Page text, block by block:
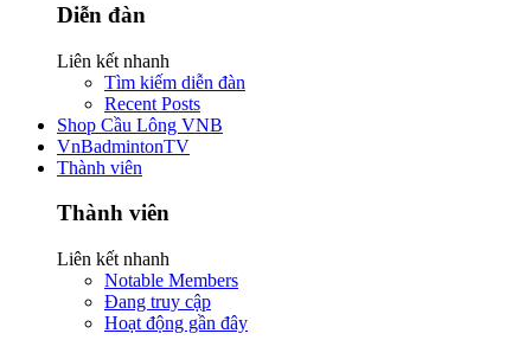
Diễn đàn
Liên kết nhanh
Tìm kiếm diễn đàn
Recent Posts
Shop Cầu Lông VNB
VnBadmintonTV
Thành viên
Thành viên
Liên kết nhanh
Notable Members
Đang truy cập
Hoạt động gần đây